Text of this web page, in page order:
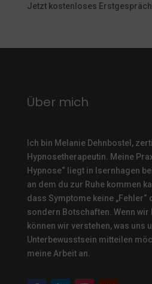
Jetzt kostenloses
Über mich
Ich bin Melanie Dehnbostel,
Hypnosetherapeutin.
Meine
Hypnose“ liegt in Isernhagen
an dem du zur Ruhe kommen
dass Symptome keine
sondern Botschaften. Wenn
können wir verstehen, was uns
Unterbewusstsein mitteilen
meine Arbeit an.